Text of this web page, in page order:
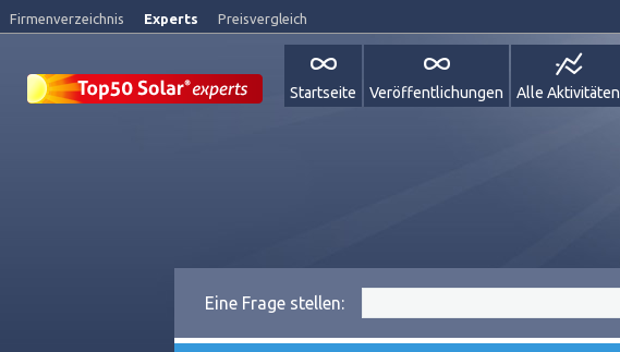
Firmenverzeichnis Experts Preisvergleich
Startseite Veröffentlichungen Alle Aktivitäten
Eine Frage stellen: